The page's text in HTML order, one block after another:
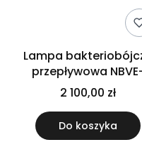
Lampa
przepływowa
60/30 S - sufitowa
2 100,00 zł
Do koszyka